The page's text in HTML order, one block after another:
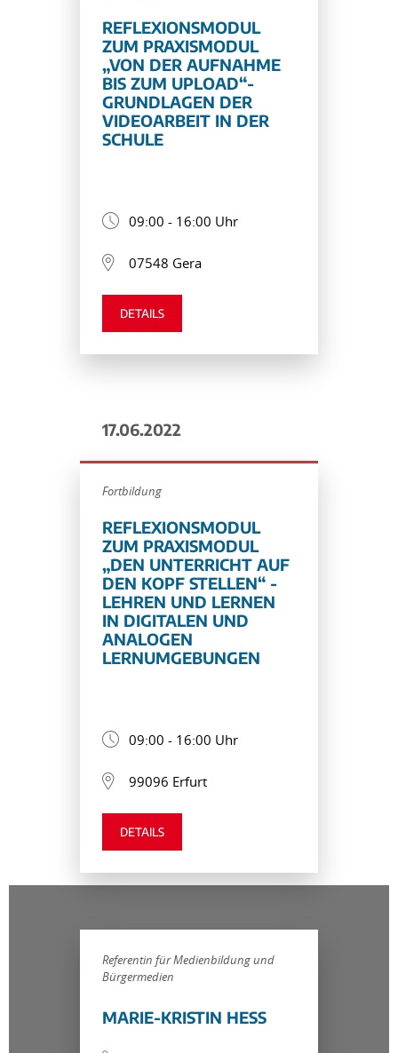
REFLEXIONSMODUL
ZUM PRAXISMODUL
„VON DER AUFNAHME
BIS ZUM UPLOAD“-
GRUNDLAGEN DER
VIDEOARBEIT IN DER
SCHULE
09:00 - 16:00 Uhr
07548 Gera
DETAILS
17.06.2022
Fortbildung
REFLEXIONSMODUL
ZUM PRAXISMODUL
„DEN UNTERRICHT AUF
DEN KOPF STELLEN“ -
LEHREN UND LERNEN
IN DIGITALEN UND
ANALOGEN
LERNUMGEBUNGEN
09:00 - 16:00 Uhr
99096 Erfurt
DETAILS
Referentin für Medienbildung und
Bürgermedien
MARIE-KRISTIN HESS